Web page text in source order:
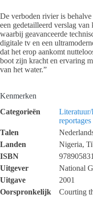
De verboden rivier is
een gedetailleerd verslag
waarbij geavanceerde
digitale tv en een
dat het erop aankomt
boot zijn kracht en ervaring
van het water.”
Kenmerken
Categorieën
Literatuur/
reportages
Talen
Landen
Nigeria,
ISBN
Uitgever
National
Uitgave
2001
Oorspronkelijk
Courting